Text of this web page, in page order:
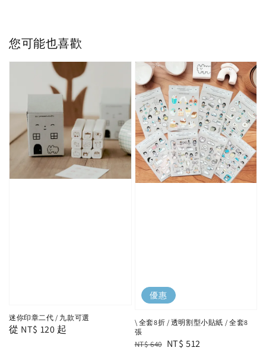
您可能也喜歡
迷你印章二代 / 九款可選
Regular
從 NT$ 120 起
優惠
\ 全套8折 / 透明割型小貼紙 / 全套8
張
Regular
NT$ 640 Sale
NT$ 512